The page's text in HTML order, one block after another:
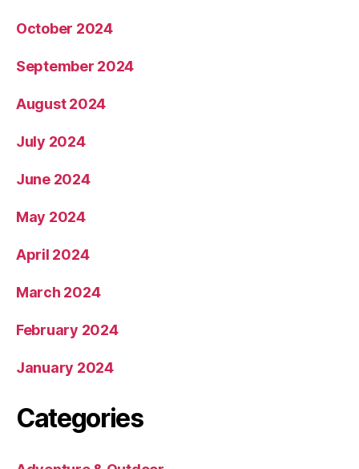
October 2024
September 2024
August 2024
July 2024
June 2024
May 2024
April 2024
March 2024
February 2024
January 2024
Categories